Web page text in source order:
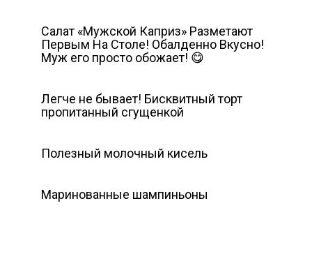
Салат «Мужской Каприз» Разметают
Первым На Столе! Обалденно Вкусно!
Муж его просто обожает! 😋
Легче не бывает! Бисквитный торт
пропитанный сгущенкой
Полезный молочный кисель
Маринованные шампиньоны